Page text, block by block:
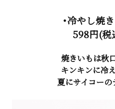
・冷やし焼
598円(税
焼きいもは秋
キンキンに冷
夏にサイコーの